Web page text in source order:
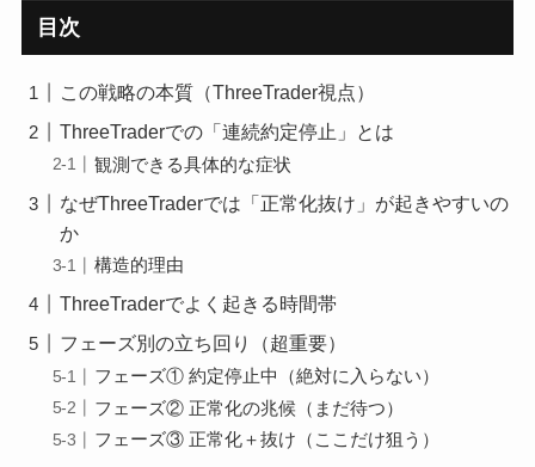
目次
この戦略の本質（ThreeTrader視点）
ThreeTraderでの「連続約定停止」とは
観測できる具体的な症状
なぜThreeTraderでは「正常化抜け」が起きやすいの
か
構造的理由
ThreeTraderでよく起きる時間帯
フェーズ別の立ち回り（超重要）
フェーズ① 約定停止中（絶対に入らない）
フェーズ② 正常化の兆候（まだ待つ）
フェーズ③ 正常化＋抜け（ここだけ狙う）